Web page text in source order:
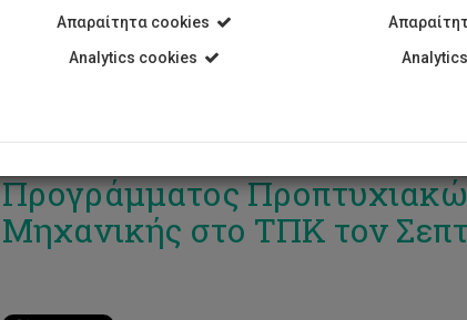
Ίδρυση Τμήματος Χημικών
Προγράμματος
Μηχανικής στο ΤΠΚ τον
Απαραίτητα cookies
Analytics cookies